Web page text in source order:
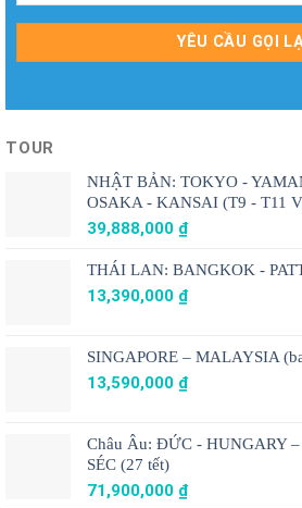
TOUR
NHẬT BẢN: TOKYO -
OSAKA - KANSAI (T9 - T11
39,888,000 ₫
THÁI LAN: BANGKOK -
13,390,000 ₫
SINGAPORE – MALAYSIA
13,590,000 ₫
Châu Âu: ĐỨC - HUNGARY
SÉC (27 tết)
71,900,000 ₫